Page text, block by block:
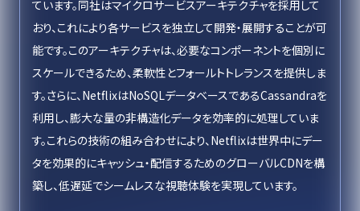
ています。同社はマイクロサービスアーキテクチャを採用して
おり、これにより各サービスを独立して開発・展開することが可
能です。このアーキテクチャは、必要なコンポーネントを個別に
スケールできるため、柔軟性とフォールトトレランスを提供しま
す。さらに、NetflixはNoSQLデータベースであるCassandraを
利用し、膨大な量の非構造化データを効率的に処理していま
す。これらの技術の組み合わせにより、Netflixは世界中にデー
タを効果的にキャッシュ・配信するためのグローバルCDNを構
築し、低遅延でシームレスな視聴体験を実現しています。